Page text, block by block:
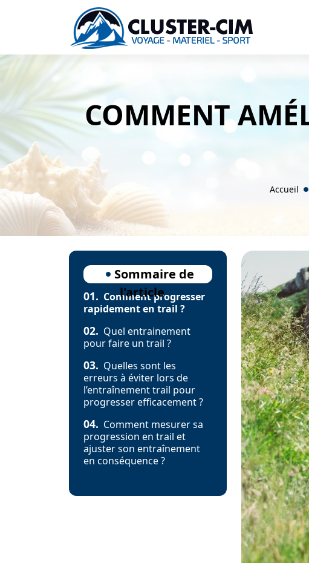
COMMENT
Accueil
Sommaire de
l'article
01. Comment progresser
rapidement en trail ?
02. Quel entrainement
pour faire un trail ?
03. Quelles sont les
erreurs à éviter lors de
l’entraînement trail pour
progresser efficacement ?
04. Comment mesurer sa
progression en trail et
ajuster son entraînement
en conséquence ?